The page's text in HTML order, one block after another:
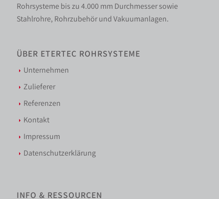
Rohrsysteme bis zu 4.000 mm Durchmesser sowie
Stahlrohre, Rohrzubehör und Vakuumanlagen.
ÜBER ETERTEC ROHRSYSTEME
Unternehmen
Zulieferer
Referenzen
Kontakt
Impressum
Datenschutzerklärung
INFO & RESSOURCEN